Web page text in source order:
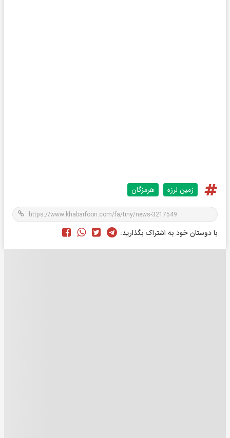
زمین لرزه هرمزگان
با دوستان خود به اشتراک بگذارید: